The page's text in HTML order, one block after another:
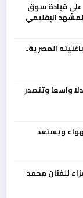
على قيادة سوق
الإقليمي
المصرية..
واسعا وتتصدر
ويستعد
للفنان محمد